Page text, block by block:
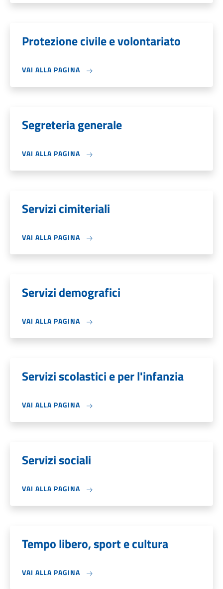
Protezione civile e volontariato
VAI ALLA PAGINA
Segreteria generale
VAI ALLA PAGINA
Servizi cimiteriali
VAI ALLA PAGINA
Servizi demografici
VAI ALLA PAGINA
Servizi scolastici e per l'infanzia
VAI ALLA PAGINA
Servizi sociali
VAI ALLA PAGINA
Tempo libero, sport e cultura
VAI ALLA PAGINA